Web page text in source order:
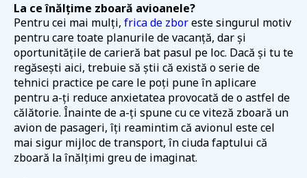
La ce înălțime zboară avioanele?
Pentru cei mai mulți, frica de zboreste singurul motiv
pentru care toate planurile de vacanță, dar și
oportunitățile de carieră bat pasul pe loc. Dacă și tu te
regăsești aici, trebuie să știi că există o serie de
tehnici practice pe care le poți pune în aplicare
pentru a-ți reduce anxietatea provocată de o astfel de
călătorie. Înainte de a-ți spune cu ce viteză zboară un
avion de pasageri, îți reamintim că avionul este cel
mai sigur mijloc de transport, în ciuda faptului că
zboară la înălțimi greu de imaginat.